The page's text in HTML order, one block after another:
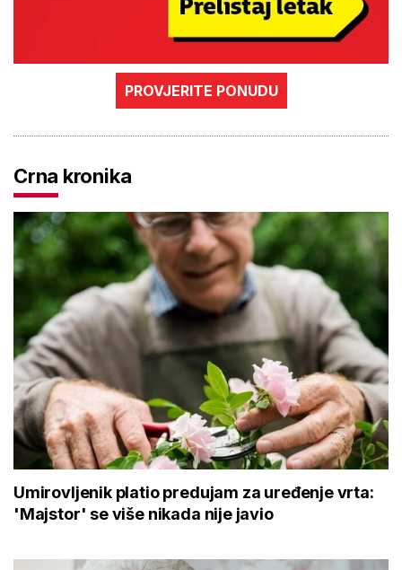
PROVJERITE PONUDU
Crna kronika
Umirovljenik platio predujam za uređenje vrta:
'Majstor' se više nikada nije javio